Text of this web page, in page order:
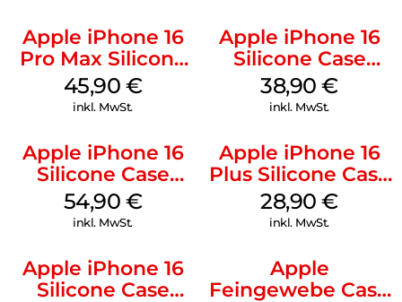
Apple iPhone 16
Pro Max Silicone
Case MagSafe
Ultramarine
45,90 €
inkl. MwSt.
Apple iPhone 16
Silicone Case
MagSafe
Ultramarine
38,90€
inkl. MwSt.
Apple iPhone 16
Silicone Case
MagSafe Lake
Green
54,90 €
inkl. MwSt.
Apple iPhone 16
Plus Silicone Case
MagSafe Black
28,90€
inkl. MwSt.
Apple iPhone 16
Silicone Case
Apple
Feingewebe Case